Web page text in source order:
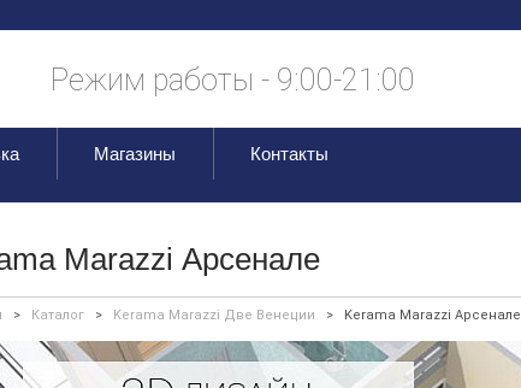
Режим работы - 9:00-21:00
Магазины Контакты
Marazzi Арсенале
> Каталог > Kerama Marazzi Две Венеции > Kerama Marazzi Арсенале